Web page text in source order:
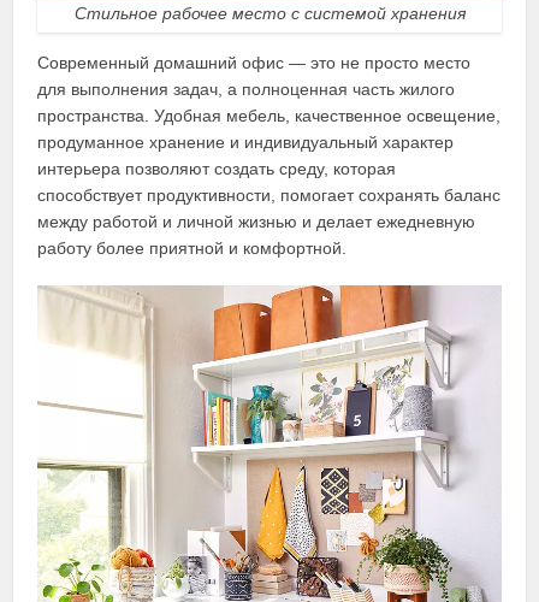
Стильное рабочее место с системой хранения
Современный домашний офис — это не просто место
для выполнения задач, а полноценная часть жилого
пространства. Удобная мебель, качественное освещение,
продуманное хранение и индивидуальный характер
интерьера позволяют создать среду, которая
способствует продуктивности, помогает сохранять баланс
между работой и личной жизнью и делает ежедневную
работу более приятной и комфортной.